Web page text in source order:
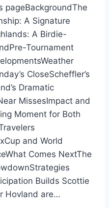
A Signature
A Birdie-
Tournament
CloseScheffler’s
Dramatic
MissesImpact and
Moment for Both
and World
Comes NextThe
Builds Scottie
Hovland are…